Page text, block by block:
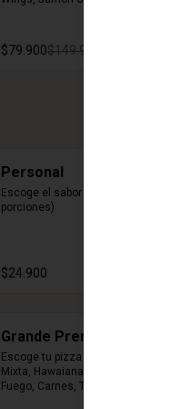
$79.900$149.900
Personal
Escoge el sabor de tu pizza (4
porciones)
$24.900
Grande Premium
Escoge tu pizza favorita (Mazzeta,
Mixta, Hawaiana Recargada, Pizza
Fuego, Carnes, Tres Quesos)